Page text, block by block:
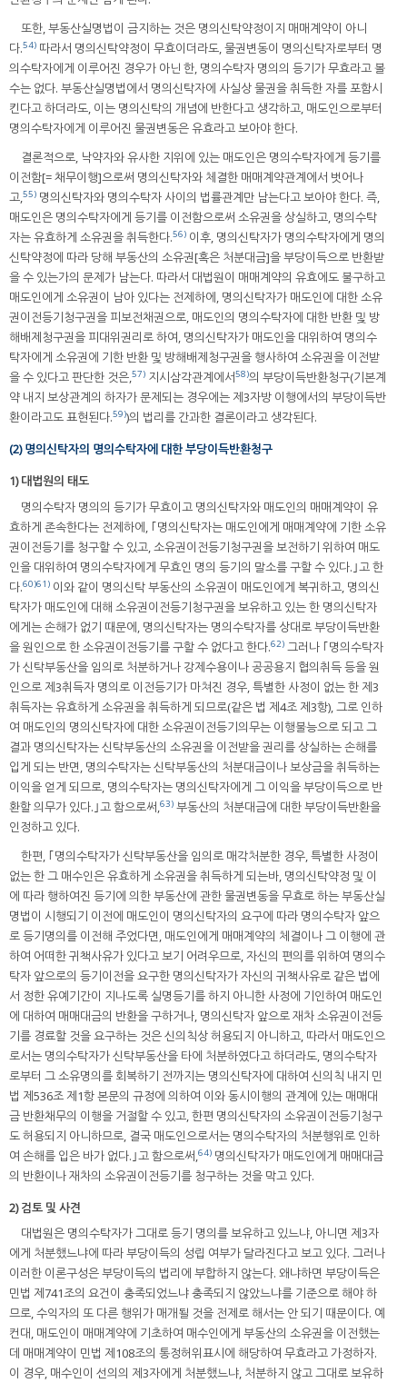
또한, 부동산실명법이 금지하는 것은 명의신탁약정이지 매매계약이 아니
다.54) 따라서 명의신탁약정이 무효이더라도, 물권변동이 명의신탁자로부터 명
의수탁자에게 이루어진 경우가 아닌 한, 명의수탁자 명의의 등기가 무효라고 볼
수는 없다. 부동산실명법에서 명의신탁자에 사실상 물권을 취득한 자를 포함시
킨다고 하더라도, 이는 명의신탁의 개념에 반한다고 생각하고, 매도인으로부터
명의수탁자에게 이루어진 물권변동은 유효라고 보아야 한다.
결론적으로, 낙약자와 유사한 지위에 있는 매도인은 명의수탁자에게 등기를
이전함[= 채무이행]으로써 명의신탁자와 체결한 매매계약관계에서 벗어나
고,55) 명의신탁자와 명의수탁자 사이의 법률관계만 남는다고 보아야 한다. 즉,
매도인은 명의수탁자에게 등기를 이전함으로써 소유권을 상실하고, 명의수탁
자는 유효하게 소유권을 취득한다.56) 이후, 명의신탁자가 명의수탁자에게 명의
신탁약정에 따라 당해 부동산의 소유권[혹은 처분대금]을 부당이득으로 반환받
을 수 있는가의 문제가 남는다. 따라서 대법원이 매매계약의 유효에도 불구하고
매도인에게 소유권이 남아 있다는 전제하에, 명의신탁자가 매도인에 대한 소유
권이전등기청구권을 피보전채권으로, 매도인의 명의수탁자에 대한 반환 및 방
해배제청구권을 피대위권리로 하여, 명의신탁자가 매도인을 대위하여 명의수
탁자에게 소유권에 기한 반환 및 방해배제청구권을 행사하여 소유권을 이전받
을 수 있다고 판단한 것은,57) 지시삼각관계에서58)의 부당이득반환청구(기본계
약 내지 보상관계의 하자가 문제되는 경우에는 제3자방 이행에서의 부당이득반
환이라고도 표현된다.59))의 법리를 간과한 결론이라고 생각된다.
(2) 명의신탁자의 명의수탁자에 대한 부당이득반환청구
1) 대법원의 태도
명의수탁자 명의의 등기가 무효이고 명의신탁자와 매도인의 매매계약이 유
효하게 존속한다는 전제하에, ｢명의신탁자는 매도인에게 매매계약에 기한 소유
권이전등기를 청구할 수 있고, 소유권이전등기청구권을 보전하기 위하여 매도
인을 대위하여 명의수탁자에게 무효인 명의 등기의 말소를 구할 수 있다.｣고 한
다.60)61) 이와 같이 명의신탁 부동산의 소유권이 매도인에게 복귀하고, 명의신
탁자가 매도인에 대해 소유권이전등기청구권을 보유하고 있는 한 명의신탁자
에게는 손해가 없기 때문에, 명의신탁자는 명의수탁자를 상대로 부당이득반환
을 원인으로 한 소유권이전등기를 구할 수 없다고 한다.62) 그러나 ｢명의수탁자
가 신탁부동산을 임의로 처분하거나 강제수용이나 공공용지 협의취득 등을 원
인으로 제3취득자 명의로 이전등기가 마쳐진 경우, 특별한 사정이 없는 한 제3
취득자는 유효하게 소유권을 취득하게 되므로(같은 법 제4조 제3항), 그로 인하
여 매도인의 명의신탁자에 대한 소유권이전등기의무는 이행불능으로 되고 그
결과 명의신탁자는 신탁부동산의 소유권을 이전받을 권리를 상실하는 손해를
입게 되는 반면, 명의수탁자는 신탁부동산의 처분대금이나 보상금을 취득하는
이익을 얻게 되므로, 명의수탁자는 명의신탁자에게 그 이익을 부당이득으로 반
환할 의무가 있다.｣고 함으로써,63) 부동산의 처분대금에 대한 부당이득반환을
인정하고 있다.
한편, ｢명의수탁자가 신탁부동산을 임의로 매각처분한 경우, 특별한 사정이
없는 한 그 매수인은 유효하게 소유권을 취득하게 되는바, 명의신탁약정 및 이
에 따라 행하여진 등기에 의한 부동산에 관한 물권변동을 무효로 하는 부동산실
명법이 시행되기 이전에 매도인이 명의신탁자의 요구에 따라 명의수탁자 앞으
로 등기명의를 이전해 주었다면, 매도인에게 매매계약의 체결이나 그 이행에 관
하여 어떠한 귀책사유가 있다고 보기 어려우므로, 자신의 편의를 위하여 명의수
탁자 앞으로의 등기이전을 요구한 명의신탁자가 자신의 귀책사유로 같은 법에
서 정한 유예기간이 지나도록 실명등기를 하지 아니한 사정에 기인하여 매도인
에 대하여 매매대금의 반환을 구하거나, 명의신탁자 앞으로 재차 소유권이전등
기를 경료할 것을 요구하는 것은 신의칙상 허용되지 아니하고, 따라서 매도인으
로서는 명의수탁자가 신탁부동산을 타에 처분하였다고 하더라도, 명의수탁자
로부터 그 소유명의를 회복하기 전까지는 명의신탁자에 대하여 신의칙 내지 민
법 제536조 제1항 본문의 규정에 의하여 이와 동시이행의 관계에 있는 매매대
금 반환채무의 이행을 거절할 수 있고, 한편 명의신탁자의 소유권이전등기청구
도 허용되지 아니하므로, 결국 매도인으로서는 명의수탁자의 처분행위로 인하
여 손해를 입은 바가 없다.｣고 함으로써,64) 명의신탁자가 매도인에게 매매대금
의 반환이나 재차의 소유권이전등기를 청구하는 것을 막고 있다.
2) 검토 및 사견
대법원은 명의수탁자가 그대로 등기 명의를 보유하고 있느냐, 아니면 제3자
에게 처분했느냐에 따라 부당이득의 성립 여부가 달라진다고 보고 있다. 그러나
이러한 이론구성은 부당이득의 법리에 부합하지 않는다. 왜냐하면 부당이득은
민법 제741조의 요건이 충족되었느냐 충족되지 않았느냐를 기준으로 해야 하
므로, 수익자의 또 다른 행위가 매개될 것을 전제로 해서는 안 되기 때문이다. 예
컨대, 매도인이 매매계약에 기초하여 매수인에게 부동산의 소유권을 이전했는
데 매매계약이 민법 제108조의 통정허위표시에 해당하여 무효라고 가정하자.
이 경우, 매수인이 선의의 제3자에게 처분했느냐, 처분하지 않고 그대로 보유하